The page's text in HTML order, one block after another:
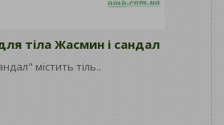
тіла Жасмин і сандал
містить тіль..